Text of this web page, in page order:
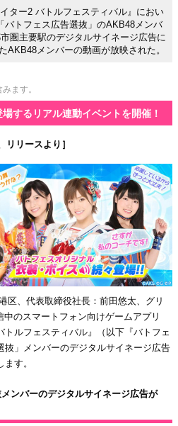
ター2 バトルフェスティバル』におい
バトフェス広告選抜」のAKB48メンバ
圏主要駅のデジタルサイネージ広告に
AKB48メンバーの動画が放映された。
ます。
するリアル連動イベントを開催！
リリースより］
区、代表取締役社長：前田悠太、グリ
のスマートフォン向けゲームアプリ
トルフェスティバル』（以下『バトフェ
抜」メンバーのデジタルサイネージ広告
す。
ンバーのデジタルサイネージ広告が